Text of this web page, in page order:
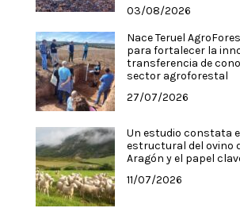
03/08/2026
Nace Teruel
para fortalecer la
transferencia de
sector agroforestal
27/07/2026
Un estudio constata
estructural del ovino
Aragón y el papel
11/07/2026